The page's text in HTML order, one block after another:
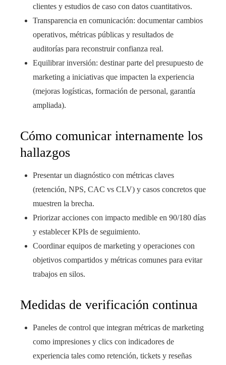
clientes y estudios de caso con datos cuantitativos.
Transparencia en comunicación: documentar cambios
operativos, métricas públicas y resultados de
auditorías para reconstruir confianza real.
Equilibrar inversión: destinar parte del presupuesto de
marketing a iniciativas que impacten la experiencia
(mejoras logísticas, formación de personal, garantía
ampliada).
Cómo comunicar internamente los
hallazgos
Presentar un diagnóstico con métricas claves
(retención, NPS, CAC vs CLV) y casos concretos que
muestren la brecha.
Priorizar acciones con impacto medible en 90/180 días
y establecer KPIs de seguimiento.
Coordinar equipos de marketing y operaciones con
objetivos compartidos y métricas comunes para evitar
trabajos en silos.
Medidas de verificación continua
Paneles de control que integran métricas de marketing
como impresiones y clics con indicadores de
experiencia tales como retención, tickets y reseñas